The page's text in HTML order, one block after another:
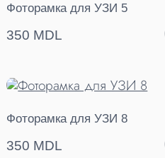
Фоторамка для УЗИ 5
350 MDL
Фоторамка для УЗИ 8
350 MDL